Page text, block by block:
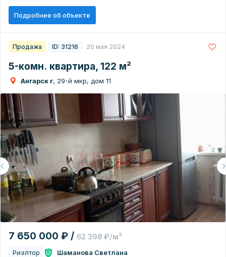
Подробнее об объекте
Продажа ID: 31216 20 мая 2024
5-комн. квартира, 122 м²
Ангарск г, 29-й мкр, дом 11
7 650 000 ₽ / 62 398 ₽/м²
Риэлтор Шаманова Светлана